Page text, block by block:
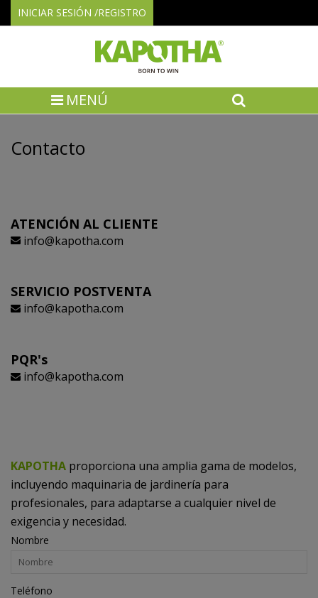
INICIAR SESIÓN /REGISTRO
MENÚ
Contacto
Contacto
ATENCIÓN AL CLIENTE
info@kapotha.com
SERVICIO POSTVENTA
info@kapotha.com
PQR's
info@kapotha.com
KAPOTHA proporciona una amplia gama de modelos,
incluyendo maquinaria de jardinería para
profesionales, para adaptarse a cualquier nivel de
exigencia y necesidad.
Nombre
Teléfono